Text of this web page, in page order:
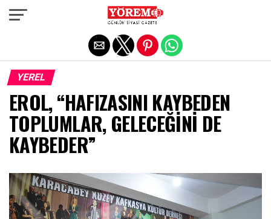
YEREL
EROL, “HAFIZASINI KAYBEDEN
TOPLUMLAR, GELECEĞİNİ DE
KAYBEDER”
Exit mobile version